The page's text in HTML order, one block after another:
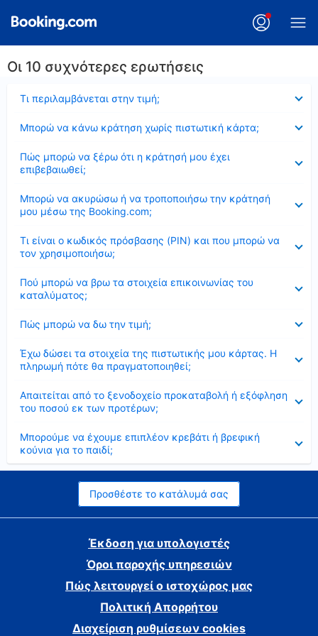
Οι 10 συχνότερες ερωτήσεις
Τι περιλαμβάνεται στην τιμή;
Μπορώ να κάνω κράτηση χωρίς πιστωτική κάρτα;
Πώς μπορώ να ξέρω ότι η κράτησή μου έχει
επιβεβαιωθεί;
Μπορώ να ακυρώσω ή να τροποποιήσω την κράτησή
μου μέσω της Booking.com;
Τι είναι ο κωδικός πρόσβασης (PIN) και που μπορώ να
τον χρησιμοποιήσω;
Πού μπορώ να βρω τα στοιχεία επικοινωνίας του
καταλύματος;
Πώς μπορώ να δω την τιμή;
Έχω δώσει τα στοιχεία της πιστωτικής μου κάρτας. Η
πληρωμή πότε θα πραγματοποιηθεί;
Απαιτείται από το ξενοδοχείο προκαταβολή ή εξόφληση
του ποσού εκ των προτέρων;
Μπορούμε να έχουμε επιπλέον κρεβάτι ή βρεφική
κούνια για το παιδί;
Προσθέστε το κατάλυμά σας
Έκδοση για υπολογιστές
Όροι παροχής υπηρεσιών
Πώς λειτουργεί ο ιστοχώρος μας
Πολιτική Απορρήτου
Διαχείριση ρυθμίσεων cookies